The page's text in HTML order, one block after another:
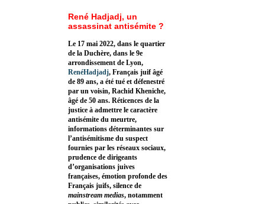
René Hadjadj, un
assassinat antisémite ?
Le 17 mai 2022, dans le quartier
de la Duchère, dans le 9e
arrondissement de Lyon,
RenéHadjadj, Français juif âgé
de 89 ans, a été tué et défenestré
par un voisin, Rachid Kheniche,
âgé de 50 ans. Réticences de la
justice à admettre le caractère
antisémite du meurtre,
informations déterminantes sur
l’antisémitisme du suspect
fournies par les réseaux sociaux,
prudence de dirigeants
d’organisations juives
françaises, émotion profonde des
Français juifs, silence de
mainstream medias, notamment